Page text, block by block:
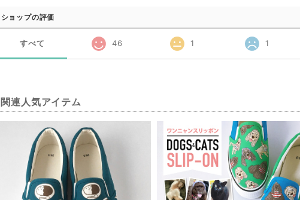
ショップの評価
すべて 46 1 1
関連人気アイテム